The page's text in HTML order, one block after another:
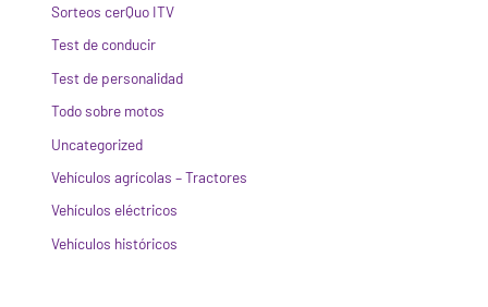
Sorteos cerQuo ITV
Test de conducir
Test de personalidad
Todo sobre motos
Uncategorized
Vehículos agrícolas – Tractores
Vehículos eléctricos
Vehículos históricos